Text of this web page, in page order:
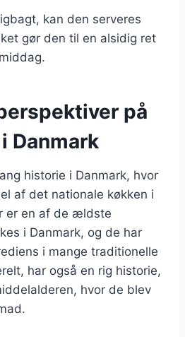
kan den serveres
gør den til en alsidig ret
på
Danmark
historie i Danmark, hvor
af det nationale køkken i
er en af de ældste
i Danmark, og de har
i mange traditionelle
har også en rig historie,
hvor de blev